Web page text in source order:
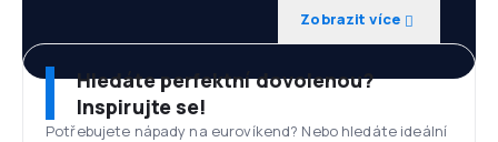
Zobrazit více
Hledáte perfektní dovolenou?
Inspirujte se!
Potřebujete nápady na eurovíkend? Nebo hledáte ideální